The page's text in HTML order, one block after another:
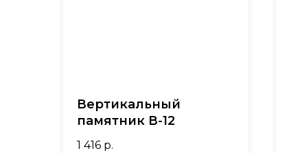
Вертикальный
памятник В-12
1 416 р.